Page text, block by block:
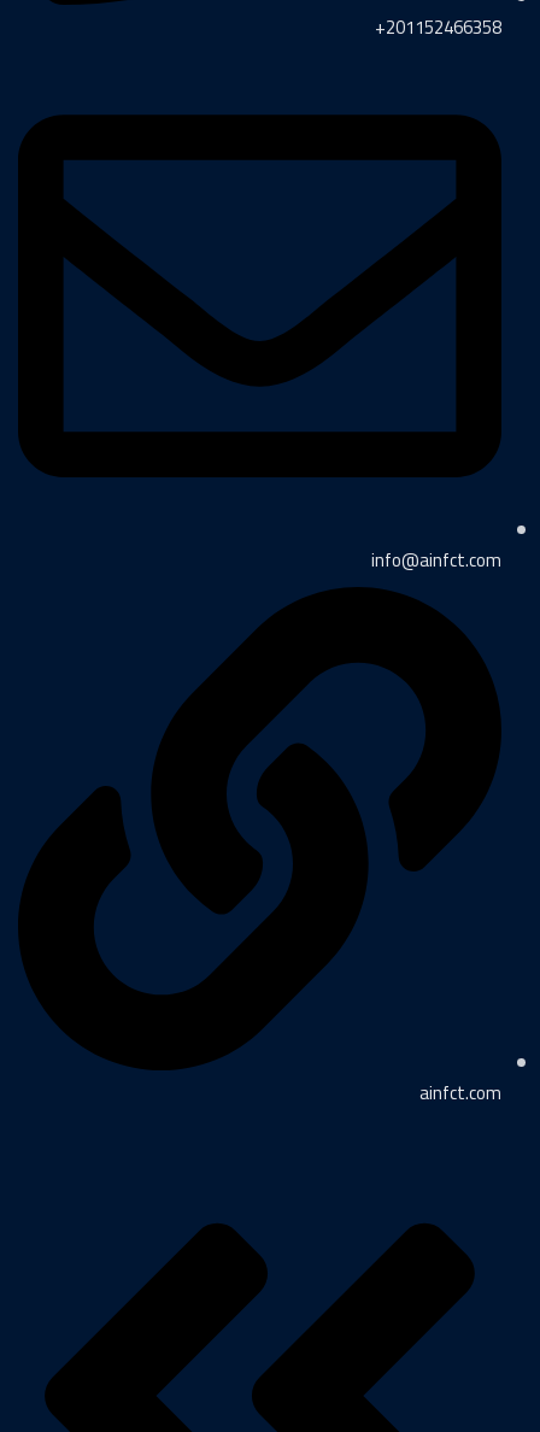
201152466358+
info@ainfct.com
ainfct.com